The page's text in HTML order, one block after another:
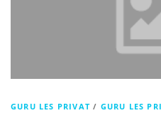
GURU LES PRIVAT / GURU LES